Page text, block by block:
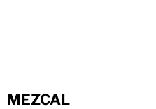
MEZCAL